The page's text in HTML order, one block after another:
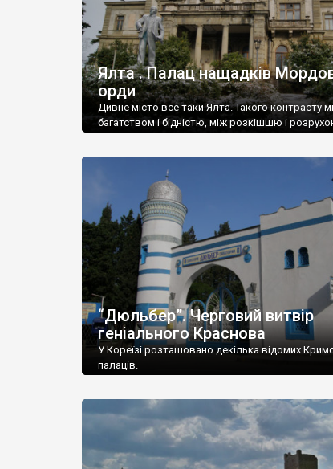
Ялта . Палац нащадків
орди
Дивне місто все таки Ялта. Такого контрасту
багатством і бідністю, між розкішшю і
“Дюльбер”. Черговий витвір
геніального Краснова
У Кореїзі розташовано декілька відомих
палаців.